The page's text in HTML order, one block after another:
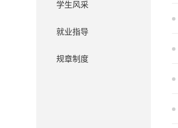
学生风采
就业指导
规章制度